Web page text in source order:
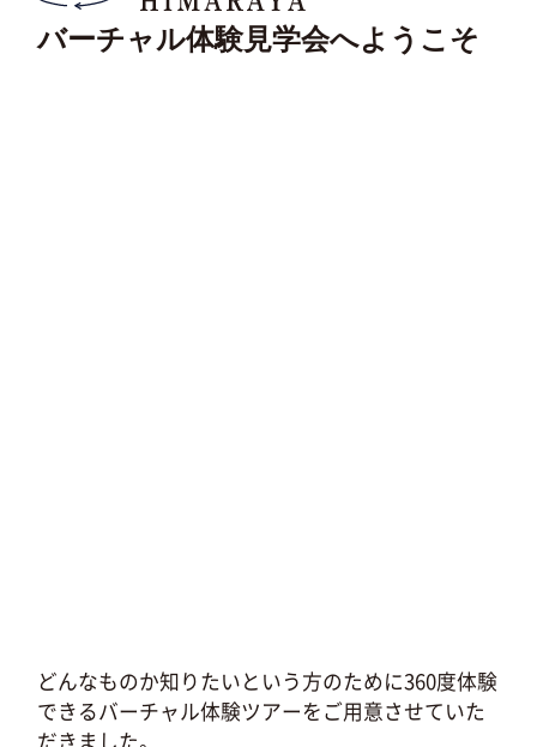
バーチャル体験見学会へようこそ
どんなものか知りたいという方のために360度体験
できるバーチャル体験ツアーをご用意させていた
だきました。